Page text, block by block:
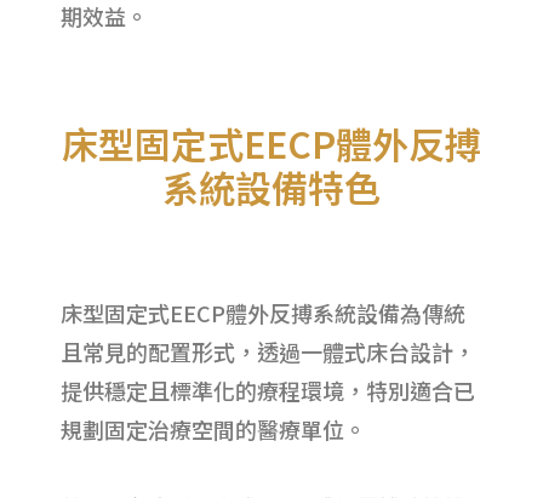
期效益。
床型固定式EECP體外反搏
系統設備特色
床型固定式EECP體外反搏系統設備為傳統
且常見的配置形式，透過一體式床台設計，
提供穩定且標準化的療程環境，特別適合已
規劃固定治療空間的醫療單位。